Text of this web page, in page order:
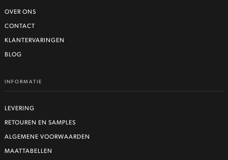
OVER ONS
CONTACT
KLANTERVARINGEN
BLOG
INFORMATIE
LEVERING
RETOUREN EN SAMPLES
ALGEMENE VOORWAARDEN
MAATTABELLEN